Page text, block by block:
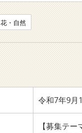
花・自然
令和7年9月
【募集テー